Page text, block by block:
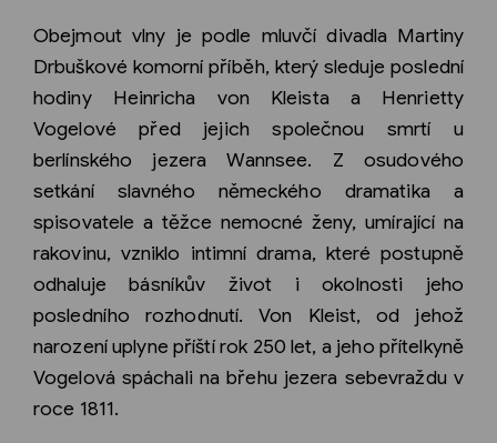
Obejmout vlny je podle mluvčí divadla Martiny
Drbuškové komorní příběh, který sleduje poslední
hodiny Heinricha von Kleista a Henrietty
Vogelové před jejich společnou smrtí u
berlínského jezera Wannsee. Z osudového
setkání slavného německého dramatika a
spisovatele a těžce nemocné ženy, umírající na
rakovinu, vzniklo intimní drama, které postupně
odhaluje básníkův život i okolnosti jeho
posledního rozhodnutí. Von Kleist, od jehož
narození uplyne příští rok 250 let, a jeho přítelkyně
Vogelová spáchali na břehu jezera sebevraždu v
roce 1811.